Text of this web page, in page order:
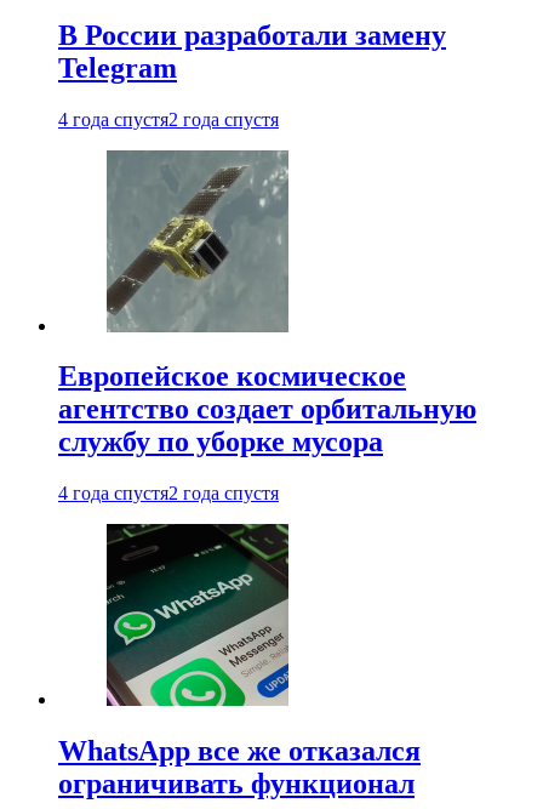
В России разработали замену
Telegram
4 года спустя2 года спустя
Европейское космическое
агентство создает орбитальную
службу по уборке мусора
4 года спустя2 года спустя
WhatsApp все же отказался
ограничивать функционал